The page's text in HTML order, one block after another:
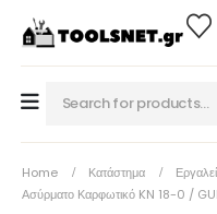
Home Κατάστημα
Ασύρματο Καρφωτικό KN 18-0 /